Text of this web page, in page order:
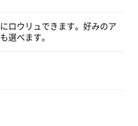
ロウリュできます。好みのア
選べます。